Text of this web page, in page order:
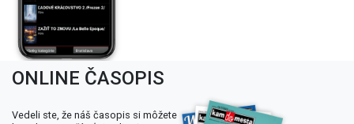
ONLINE ČASOPIS
Vedeli ste, že náš časopis si môžete